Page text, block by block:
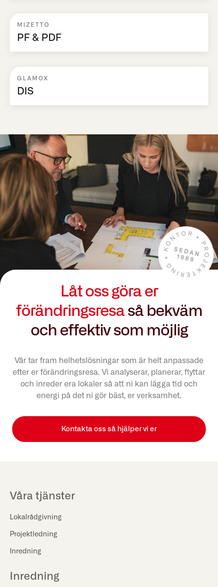
MIZETTO
PF & PDF
GLAMOX
DIS
Låt oss göra er
förändringsresa så bekväm
och effektiv som möjlig
Vår tar fram helhetslösningar som är helt anpassade
efter er förändringsresa. Vi analyserar, planerar, flyttar
och inreder era lokaler så att ni kan lägga tid och
energi på det ni gör bäst, er verksamhet.
Kontakta oss så hjälper vi er
Våra tjänster
Lokalrådgivning
Projektledning
Inredning
Inredning